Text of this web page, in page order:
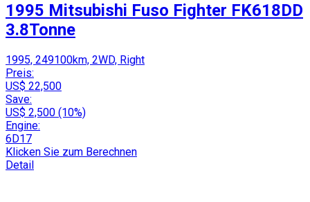
1995 Mitsubishi Fuso Fighter FK618DD
3.8Tonne
1995, 249100km, 2WD, Right
Preis:
US$ 22,500
Save:
US$ 2,500 (10%)
Engine:
6D17
Klicken Sie zum Berechnen
Detail